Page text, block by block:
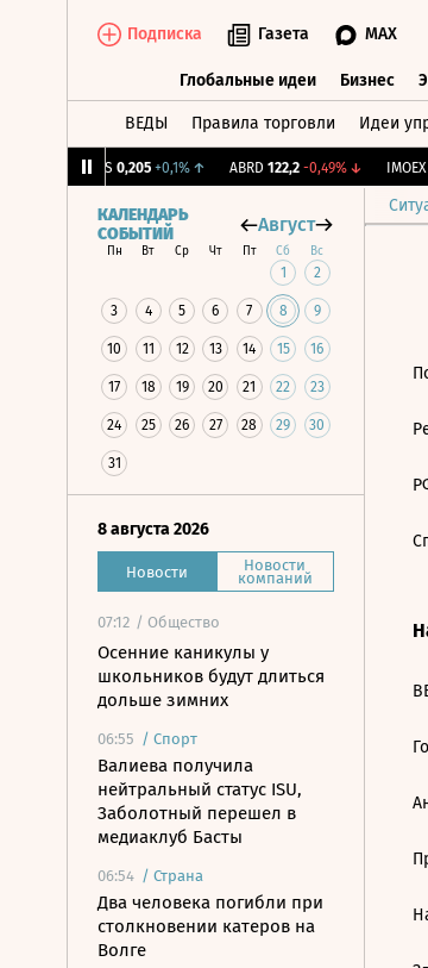
Подписка Газета MAX
Глобальные идеи Бизнес
ВЕДЫ Правила торговли Идеи
0,205 +0,1%↑ ABRD 122,2 -0,49%↓ IMOEX
КАЛЕНДАРЬ
СОБЫТИЙ
Август
Пн Вт Ср Чт Пт Сб Вс
1 2
3 4 5 6 7 8 9
10 11 12 13 14 15 16
17 18 19 20 21 22 23
24 25 26 27 28 29 30
31
8 августа 2026
Новости Новости
компаний
07:12 / Общество
Осенние каникулы у
школьников будут длиться
дольше зимних
06:55 / Спорт
Валиева получила
нейтральный статус ISU,
Заболотный перешел в
медиаклуб Басты
06:54 / Страна
Два человека погибли при
столкновении катеров на
Волге